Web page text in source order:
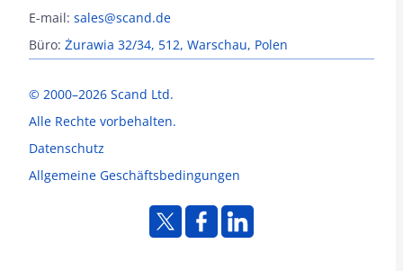
© 2000–2026 Scand Ltd.
Alle Rechte vorbehalten.
Datenschutz
Allgemeine Geschäftsbedingungen
E-mail: sales@scand.de
Büro: Żurawia 32/34, 512, Warschau, Polen